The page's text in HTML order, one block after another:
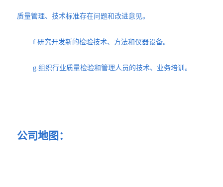
质量管理、技术标准存在问题和改进意见。
f.研究开发新的检验技术、方法和仪器设备。
g.组织行业质量检验和管理人员的技术、业务培训。
公司地图：